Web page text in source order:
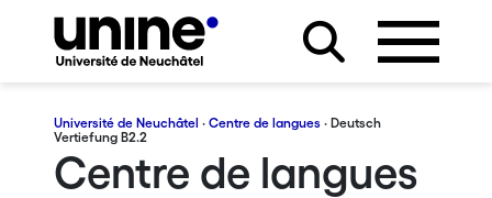
Université de Neuchâtel · Centre de langues · Deutsch
Vertiefung B2.2
Centre de langues